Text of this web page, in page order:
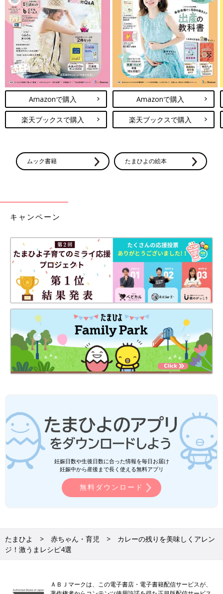
Amazonで購入
楽天ブックスで購入
Amazonで購入
楽天ブックスで購入
ムック書籍 たまひよの絵本
キャンペーン
妊娠日数や生後日数に合った情報を毎日お届け
妊娠中から産後まで長く使える無料アプリ
無料ダウンロード
たまひよ 赤ちゃん・育児
カレーの残りを美味しくアレン
ジ！激うまレシピ4選
ＡＢＪマークは、この電子書店・電子書籍配信サービスが、